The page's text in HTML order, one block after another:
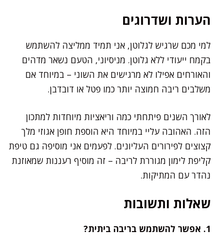
הערות ושדרוגים
למי מכם שרגיש לגלוטן, אני תמיד ממליצה להשתמש
בקמח ייעודי ללא גלוטן. מניסיוני, הטעם נשאר מדהים
והאורחים אפילו לא מרגישים את השוני – במיוחד אם
משלבים ריבה חמוצה יותר כמו פטל או דובדבן.
לאורך השנים פיתחתי כמה וריאציות מיוחדות למתכון
הזה. האהובה עליי במיוחד היא הוספת חופן אגוזי מלך
קצוצים לפירורים העליונים. לפעמים אני מוסיפה גם טיפת
קליפת לימון מגוררת לריבה – זה מוסיף רעננות שמאוזנת
נהדר עם המתיקות.
שאלות ותשובות
1. אפשר להשתמש בריבה ביתית?